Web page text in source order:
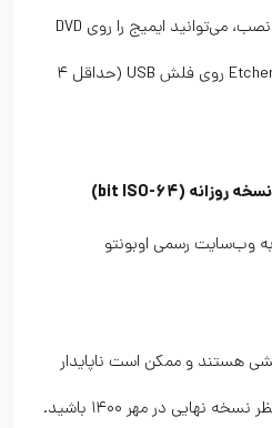
در دسترس هستند. برای نصب، می‌توانید ایمیج را روی DVD
رایت کنید یا با ابزارهایی مانند Etcher روی فلش USB (حداقل ۴
وب‌سایت رسمی اوبونتو
هستند و ممکن است ناپایدار
نهایی در مهر ۱۴۰۰ باشید.